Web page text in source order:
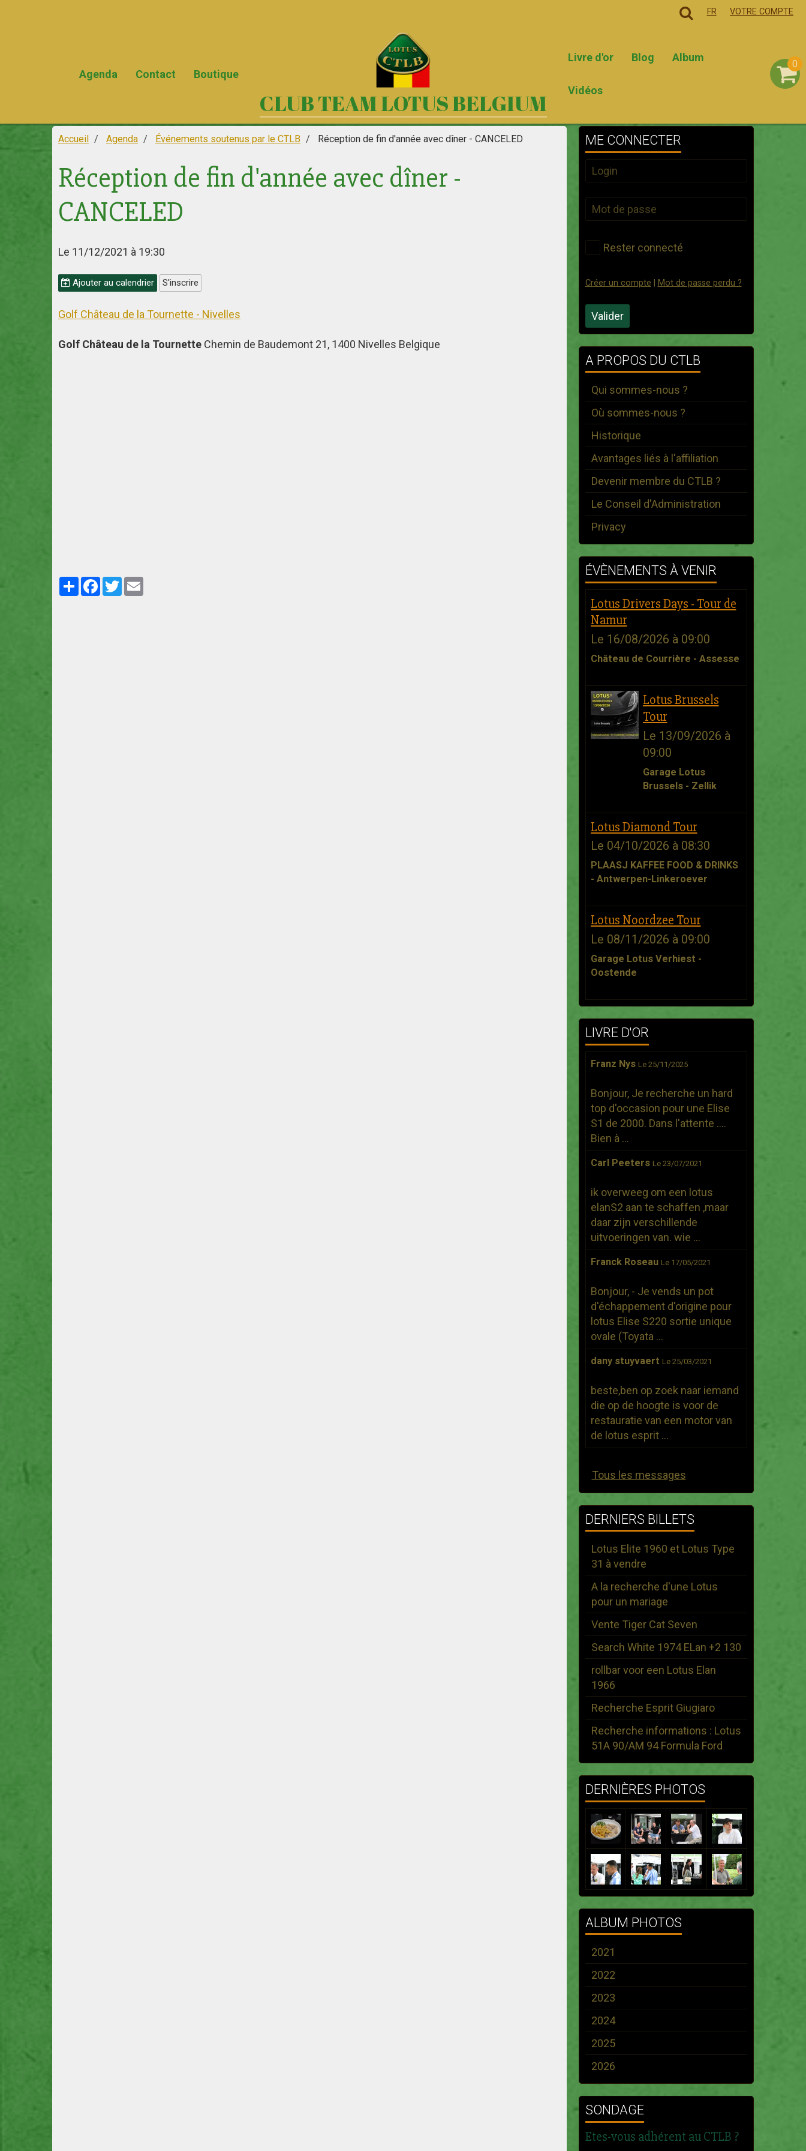
Agenda Contact Boutique
CLUB TEAM LOTUS BELGIUM
Livre d'or Blog Album
Vidéos
0
FR VOTRE COMPTE
Accueil Agenda Événements soutenus par le CTLB Réception de fin d'année avec dîner - CANCELED
Réception de fin d'année avec dîner -
CANCELED
Le 11/12/2021 à 19:30
Ajouter au calendrier S'inscrire
Golf Château de la Tournette - Nivelles
Golf Château de la Tournette Chemin de Baudemont 21, 1400 Nivelles Belgique
PartagerFacebook
Twitter
ME CONNECTER
Rester connecté
Créer un compte Mot de passe perdu ?
Valider
A PROPOS DU CTLB
Qui sommes-nous ?
Où sommes-nous ?
Historique
Avantages liés à l'affiliation
Devenir membre du CTLB ?
Le Conseil d'Administration
Privacy
ÉVÈNEMENTS À VENIR
Lotus Drivers Days - Tour de
Namur
Le 16/08/2026 à 09:00
Château de Courrière - Assesse
Lotus Brussels
Tour
Le 13/09/2026 à
09:00
Garage Lotus
Brussels - Zellik
Lotus Diamond Tour
Le 04/10/2026 à 08:30
PLAASJ KAFFEE FOOD & DRINKS
- Antwerpen-Linkeroever
Lotus Noordzee Tour
Le 08/11/2026 à 09:00
Garage Lotus Verhiest -
Oostende
LIVRE D'OR
Franz Nys Le 25/11/2025
Bonjour, Je recherche un hard
top d'occasion pour une Elise
S1 de 2000. Dans l'attente ....
Bien à ...
Carl Peeters Le 23/07/2021
ik overweeg om een lotus
elanS2 aan te schaffen ,maar
daar zijn verschillende
uitvoeringen van. wie ...
Franck Roseau Le 17/05/2021
Bonjour, - Je vends un pot
d'échappement d'origine pour
lotus Elise S220 sortie unique
ovale (Toyata ...
dany stuyvaert Le 25/03/2021
beste,ben op zoek naar iemand
die op de hoogte is voor de
restauratie van een motor van
de lotus esprit ...
Tous les messages
DERNIERS BILLETS
Lotus Elite 1960 et Lotus Type
31 à vendre
A la recherche d'une Lotus
pour un mariage
Vente Tiger Cat Seven
Search White 1974 ELan +2 130
rollbar voor een Lotus Elan
1966
Recherche Esprit Giugiaro
Recherche informations : Lotus
51A 90/AM 94 Formula Ford
DERNIÈRES PHOTOS
ALBUM PHOTOS
2021
2022
2023
2024
2025
2026
SONDAGE
Etes-vous adhérent au CTLB ?